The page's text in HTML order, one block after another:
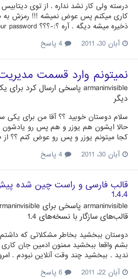
درسته ولی کار نشد نداره . از توی
ذخیره میشه دیگه . آره ؟:-؟؟؟ You can regenerate your password...
آبان 30، 2011
نمیتونم وارد قسمت
armaninvisible پاسخی ارسال کرد برای
دیگر
سلام دوستان خوبید ؟؟ آقا من برای یکی
حالا ایشون هم یوزر و هم پس رو یادشون
کجا میتونم یوزر و پس رو عوض کنم ؟؟ از
آبان 30، 2011
قالب فارسی و راست چین شده
1.4.4
armaninvisible پاسخی برای
قالب‌های سازگار با نسخه‌های 1.4
دوستان ببخشید بخاطر مشکلاتی که
ندید . ببخشید چند وقت آنلاین نبودم .
آبان 22، 2011